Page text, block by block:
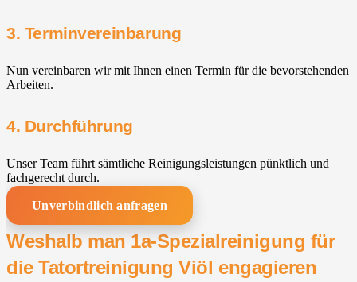
3. Terminvereinbarung
Nun vereinbaren wir mit Ihnen einen Termin für die bevorstehenden
Arbeiten.
4. Durchführung
Unser Team führt sämtliche Reinigungsleistungen pünktlich und
fachgerecht durch.
Unverbindlich anfragen
Weshalb man 1a-Spezialreinigung für
die Tatortreinigung Viöl engagieren